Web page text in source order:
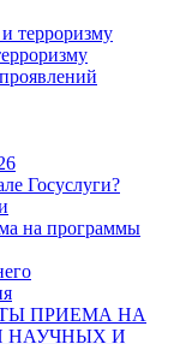
терроризму
Госуслуги?
на программы
ПРИЕМА НА
НАУЧНЫХ И